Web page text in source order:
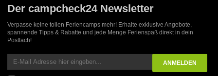
Der campcheck24 Newsletter
Verpasse keine tollen Feriencamps mehr! Erhalte exklusive Angebote,
spannende Tipps & Rabatte und jede Menge Ferienspaß direkt in dein
Postfach!